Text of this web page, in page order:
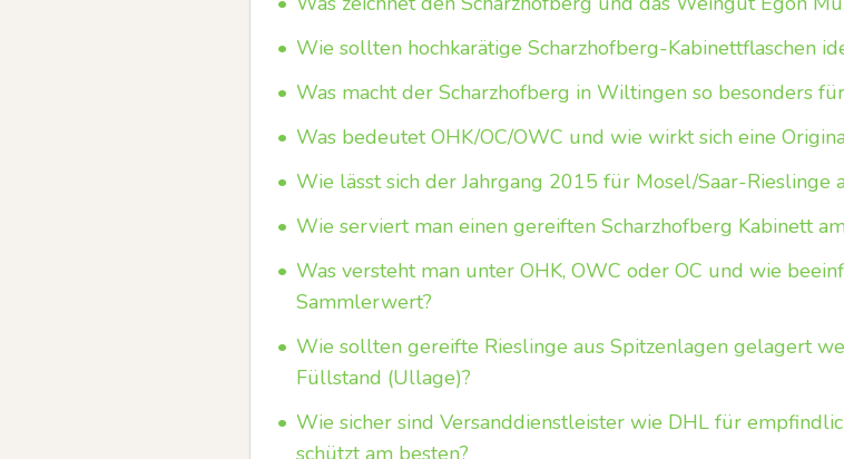
• Wie sollten hochkarätige Scharzhofberg-Kabinettflaschen
• Was macht der Scharzhofberg in Wiltingen so besonders
• Was bedeutet OHK/OC/OWC und wie wirkt sich eine
• Wie lässt sich der Jahrgang 2015 für Mosel/Saar-Rieslinge
• Wie serviert man einen gereiften Scharzhofberg Kabinett
• Was versteht man unter OHK, OWC oder OC und wie
Sammlerwert?
• Wie sollten gereifte Rieslinge aus Spitzenlagen gelagert
Füllstand (Ullage)?
• Wie sicher sind Versanddienstleister wie DHL für
schützt am besten?